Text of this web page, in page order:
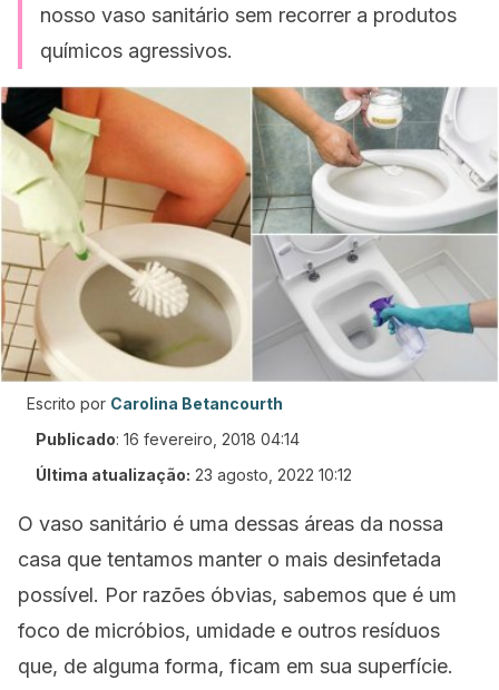
nosso vaso sanitário sem recorrer a produtos
químicos agressivos.
Escrito por Carolina Betancourth
Publicado: 16 fevereiro, 2018 04:14
Última atualização: 23 agosto, 2022 10:12
O vaso sanitário é uma dessas áreas da nossa
casa que tentamos manter o mais desinfetada
possível. Por razões óbvias, sabemos que é um
foco de micróbios, umidade e outros resíduos
que, de alguma forma, ficam em sua superfície.